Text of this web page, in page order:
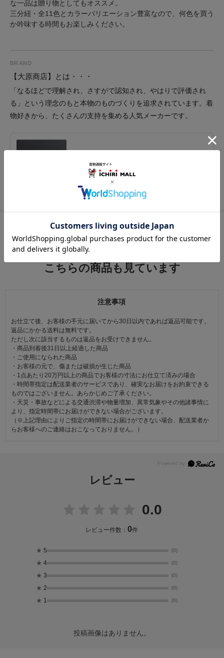
な一品は贈り物としてもオススメ。
三分紐・全11色とカラーバリエーション豊富なので、何色を買う
か吟味する時間もお楽しみください。
BRAND
【大原商店】とは・・・
「なるほどで理解され、さすがで認知され、やはりで評価され
る」という理念のもと本物のものづくりを追求されています。着
物好きから、たくさんの支持を集める人気メーカーです。
大原商店
関連カテゴリ：帯小物/帯締（帯〆）/帯留付き三分紐
この商品を見た人は
こちらの商品も見ています
注意事項
お仕立て後、お客様の手元に届いてから30日以内であれば返品可能です。
返品にかかる送料は無料です。
ただし次に該当するものは返品をお受けできません。
・商品到着後31日以上経過した商品
・ご使用になられた商品
・お客様の元で、傷または破損が生じた商品
・1点あたり20万円以上の商品でお客様の寸法にお仕立て済みの場合
・時間帯指定は配送業者のサービスであり、確実なお届けをお約束できる
ものではございません。あらかじめご了承ください。
・天災・事故などによる交通渋滞や物量増加、異常気象やその他諸事情に
より、指定時間帯にお届けができない場合がございます。
（※上記理由によりご指定の時間帯にお届けができない場合、配送業者か
らお客様へのご連絡はおこなっておりません。）
レビュー
0.0
レビュー件数：0件
★ 5 (0)
★ 4 (0)
★ 3 (0)
★ 2 (0)
★ 1 (0)
投稿画像はありません。